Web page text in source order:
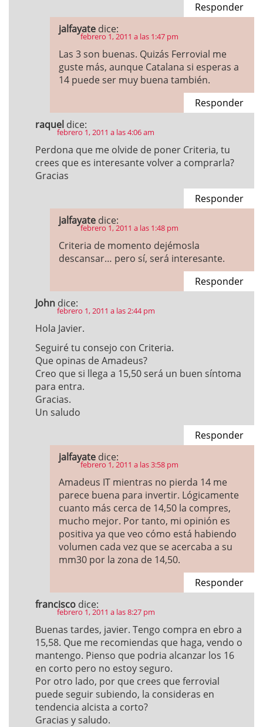
Responder
jalfayate dice:
febrero 1, 2011 a las 1:47 pm
Las 3 son buenas. Quizás Ferrovial me
guste más, aunque Catalana si esperas a
14 puede ser muy buena también.
Responder
raquel dice:
febrero 1, 2011 a las 4:06 am
Perdona que me olvide de poner Criteria, tu
crees que es interesante volver a comprarla?
Gracias
Responder
jalfayate dice:
febrero 1, 2011 a las 1:48 pm
Criteria de momento dejémosla
descansar… pero sí, será interesante.
Responder
John dice:
febrero 1, 2011 a las 2:44 pm
Hola Javier.
Seguiré tu consejo con Criteria.
Que opinas de Amadeus?
Creo que si llega a 15,50 será un buen síntoma
para entra.
Gracias.
Un saludo
Responder
jalfayate dice:
febrero 1, 2011 a las 3:58 pm
Amadeus IT mientras no pierda 14 me
parece buena para invertir. Lógicamente
cuanto más cerca de 14,50 la compres,
mucho mejor. Por tanto, mi opinión es
positiva ya que veo cómo está habiendo
volumen cada vez que se acercaba a su
mm30 por la zona de 14,50.
Responder
francisco dice:
febrero 1, 2011 a las 8:27 pm
Buenas tardes, javier. Tengo compra en ebro a
15,58. Que me recomiendas que haga, vendo o
mantengo. Pienso que podria alcanzar los 16
en corto pero no estoy seguro.
Por otro lado, por que crees que ferrovial
puede seguir subiendo, la consideras en
tendencia alcista a corto?
Gracias y saludo.